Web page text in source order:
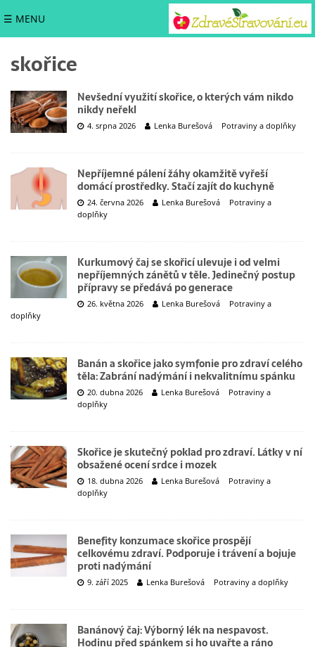
☰ MENU
skořice
Nevšední využití skořice, o kterých vám nikdo
nikdy neřekl
4. srpna 2026 Lenka Burešová Potraviny a doplňky
Nepříjemné pálení žáhy okamžitě vyřeší
domácí prostředky. Stačí zajít do kuchyně
24. června 2026 Lenka Burešová
Potraviny a
doplňky
Kurkumový čaj se skořicí ulevuje i od velmi
nepříjemných zánětů v těle. Jedinečný postup
přípravy se předává po generace
26. května 2026 Lenka Burešová
Potraviny a
doplňky
Banán a skořice jako symfonie pro zdraví celého
těla: Zabrání nadýmání i nekvalitnímu spánku
20. dubna 2026 Lenka Burešová
Potraviny a
doplňky
Skořice je skutečný poklad pro zdraví. Látky v ní
obsažené ocení srdce i mozek
18. dubna 2026 Lenka Burešová
Potraviny a
doplňky
Benefity konzumace skořice prospějí
celkovému zdraví. Podporuje i trávení a bojuje
proti nadýmání
9. září 2025 Lenka Burešová Potraviny a doplňky
Banánový čaj: Výborný lék na nespavost.
Hodinu před spánkem si ho uvařte a ráno